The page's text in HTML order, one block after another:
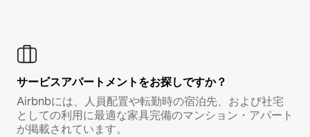
サービスアパートメントをお探しですか？
Airbnbには、人員配置や転勤時の宿泊先、および社宅
としての利用に最適な家具完備のマンション・アパート
が掲載されています。